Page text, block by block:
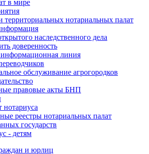
в мире
территориальных нотариальных палат
наследственного дела
доверенность
линия
обслуживание агрогородков
правовые акты БНП
нотариуса
реестры нотариальных палат
государств
- детям
и юрлиц